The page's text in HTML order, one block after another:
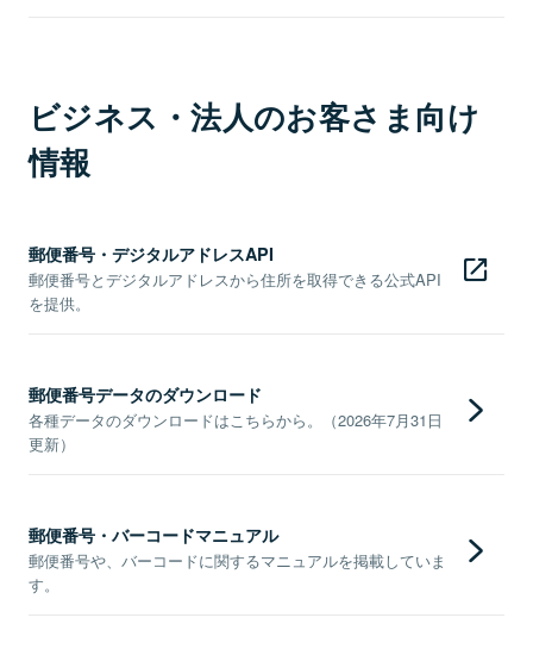
ビジネス・法人のお客さま向け
情報
郵便番号・デジタルアドレスAPI
郵便番号とデジタルアドレスから住所を取得できる公式API
を提供。
郵便番号データのダウンロード
各種データのダウンロードはこちらから。（2026年7月31日
更新）
郵便番号・バーコードマニュアル
郵便番号や、バーコードに関するマニュアルを掲載していま
す。